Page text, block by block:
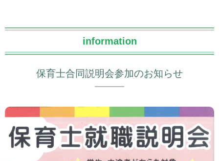
information
保育士合同説明会参加のお知らせ